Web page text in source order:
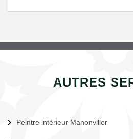
AUTRES
Peintre intérieur Manonviller